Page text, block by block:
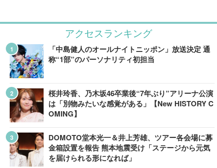
アクセスランキング
「中島健人のオールナイトニッポン」放送決定 通
称“1部”のパーソナリティ初担当
桜井玲香、乃木坂46卒業後“7年ぶり”アリーナ公演
は「別物みたいな感覚がある」【New HISTORY C
OMING】
DOMOTO堂本光一＆井上芳雄、ツアー各会場に募
金箱設置を報告 熊本地震受け「ステージから元気
を届けられる形になれば」